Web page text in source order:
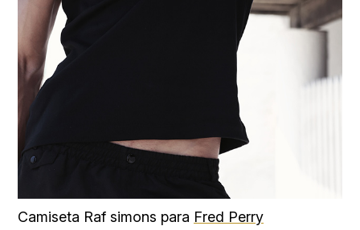
Camiseta Raf simons para Fred Perry